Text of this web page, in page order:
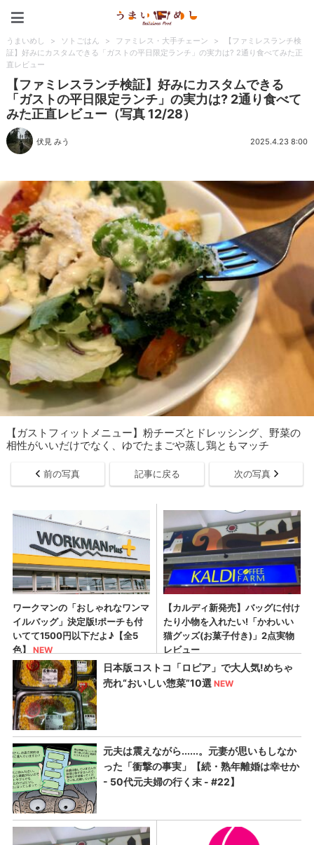
うまいめし > ソトごはん > ファミレス・大手チェーン >
【ファミレスランチ検
証】好みにカスタムできる「ガストの平日限定ランチ」の実力は? 2通り食べてみた正
直レビュー
【ファミレスランチ検証】好みにカスタムできる
「ガストの平日限定ランチ」の実力は? 2通り食べて
みた正直レビュー（写真 12/28）
伏見 みう 2025.4.23 8:00
【ガストフィットメニュー】粉チーズとドレッシング、野菜の
相性がいいだけでなく、ゆでたまごや蒸し鶏ともマッチ
前の写真 記事に戻る 次の写真